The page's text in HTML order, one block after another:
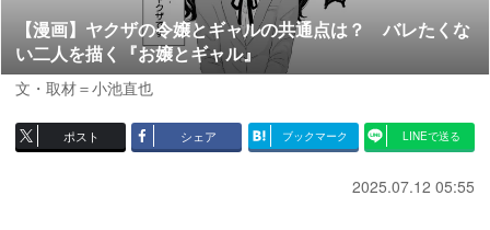
【漫画】ヤクザの令嬢とギャルの共通点は？ バレたくな
い二人を描く『お嬢とギャル』
文・取材＝小池直也
ポスト シェア ブックマーク LINEで送る
2025.07.12 05:55